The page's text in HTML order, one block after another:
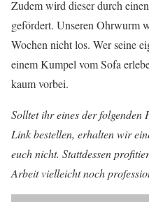
Zudem wird dieser durch
gefördert. Unseren Ohrwurm
Wochen nicht los. Wer seine
einem Kumpel vom Sofa
kaum vorbei.
Solltet ihr eines der folgenden
Link bestellen, erhalten wir
euch nicht. Stattdessen
Arbeit vielleicht noch